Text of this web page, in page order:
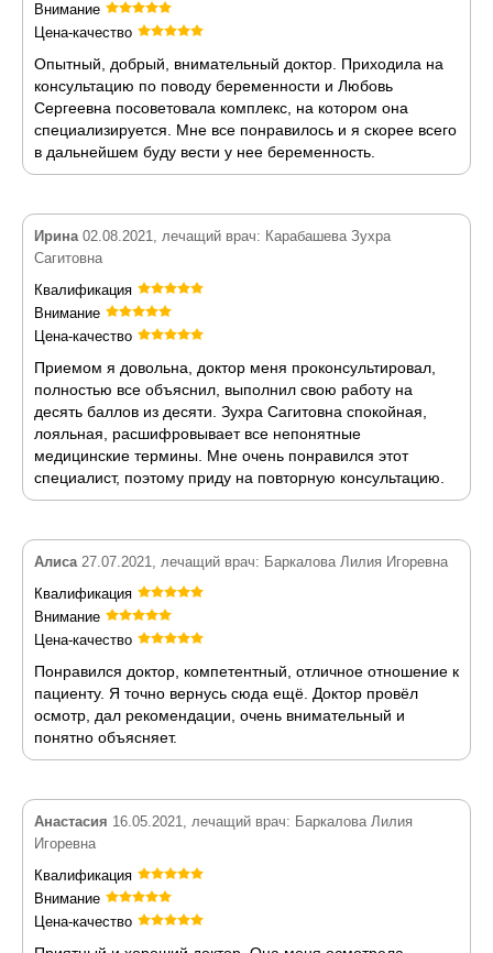
Внимание
Цена-качество
Опытный, добрый, внимательный доктор. Приходила на
консультацию по поводу беременности и Любовь
Сергеевна посоветовала комплекс, на котором она
специализируется. Мне все понравилось и я скорее всего
в дальнейшем буду вести у нее беременность.
Ирина02.08.2021, лечащий врач: Карабашева Зухра
Сагитовна
Квалификация
Внимание
Цена-качество
Приемом я довольна, доктор меня проконсультировал,
полностью все объяснил, выполнил свою работу на
десять баллов из десяти. Зухра Сагитовна спокойная,
лояльная, расшифровывает все непонятные
медицинские термины. Мне очень понравился этот
специалист, поэтому приду на повторную консультацию.
Алиса27.07.2021, лечащий врач: Баркалова Лилия Игоревна
Квалификация
Внимание
Цена-качество
Понравился доктор, компетентный, отличное отношение к
пациенту. Я точно вернусь сюда ещё. Доктор провёл
осмотр, дал рекомендации, очень внимательный и
понятно объясняет.
Анастасия 16.05.2021, лечащий врач: Баркалова Лилия
Игоревна
Квалификация
Внимание
Цена-качество